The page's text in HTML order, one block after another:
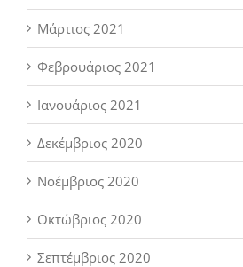
Μάρτιος 2021
Φεβρουάριος 2021
Ιανουάριος 2021
Δεκέμβριος 2020
Νοέμβριος 2020
Οκτώβριος 2020
Σεπτέμβριος 2020